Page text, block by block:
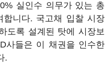
실인수 의무가 있는 총
합니다. 국고채 입찰 시장
도록 설계된 탓에 시장보
사들은 이 채권을 인수한
.